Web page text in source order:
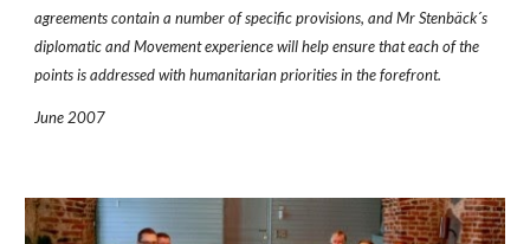
agreements contain a number of specific provisions, and Mr Stenbäck´s
diplomatic and Movement experience will help ensure that each of the
points is addressed with humanitarian priorities in the forefront.
June 2007